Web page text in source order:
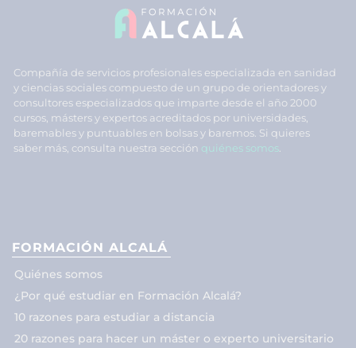
Compañía de servicios profesionales especializada en sanidad
y ciencias sociales compuesto de un grupo de orientadores y
consultores especializados que imparte desde el año 2000
cursos, másters y expertos acreditados por universidades,
baremables y puntuables en bolsas y baremos. Si quieres
saber más, consulta nuestra sección quiénes somos
FORMACIÓN ALCALÁ
Quiénes somos
¿Por qué estudiar en Formación Alcalá?
10 razones para estudiar a distancia
20 razones para hacer un máster o experto universitario